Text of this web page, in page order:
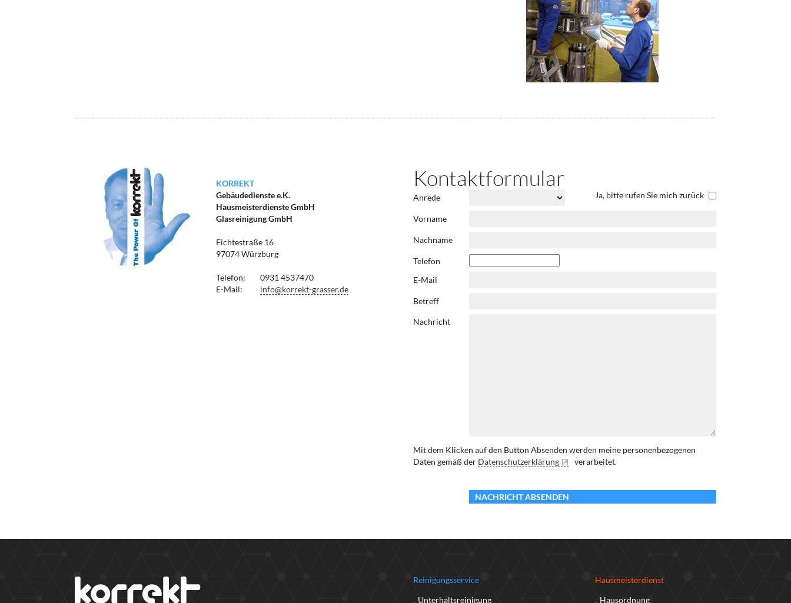
Kontaktformular
Anrede Ja, bitte rufen Sie mich zurück
Vorname
Nachname
Telefon
E-Mail
Betreff
Nachricht
Mit dem Klicken auf den Button Absenden werden meine personenbezogenen
Daten gemäß der Datenschutzerklärung verarbeitet.
NACHRICHT ABSENDEN
KORREKT
Gebäudedienste e.K.
Hausmeisterdienste GmbH
Glasreinigung GmbH
Fichtestraße 16
97074 Würzburg
Telefon:
0931 4537470
E-Mail:
info@korrekt-grasser.de
Reinigungsservice
Unterhaltsreinigung
Hausmeisterdienst
Hausordnung